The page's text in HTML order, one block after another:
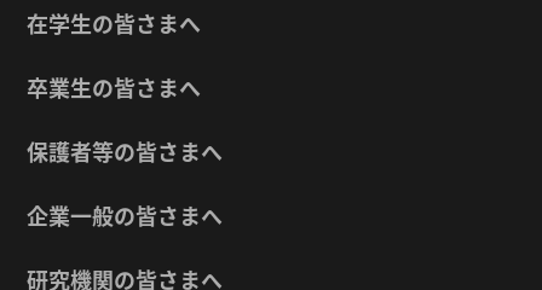
在学生の皆さまへ
卒業生の皆さまへ
保護者等の皆さまへ
企業一般の皆さまへ
研究機関の皆さまへ